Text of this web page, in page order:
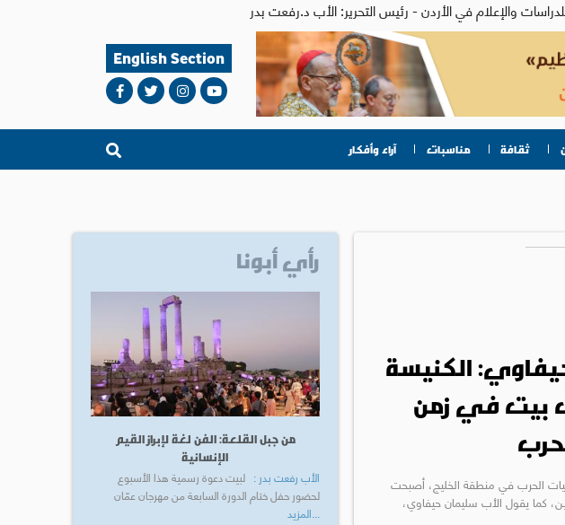
English Section
ثقافة مناسبات آراء وأفكار
الكنيسة
بيت في زمن
الحرب في منطقة الخليج، أصبحت
كما يقول الأب سليمان حيفاوي،
رأي أبونا
من جبل القلعة: الفن لغة لإبراز القيم
الإنسانية
الأب رفعت بدر : لبيت دعوة رسمية هذا الأسبوع
لحضور حفل ختام الدورة السابعة من مهرجان عمّان
...المزيد